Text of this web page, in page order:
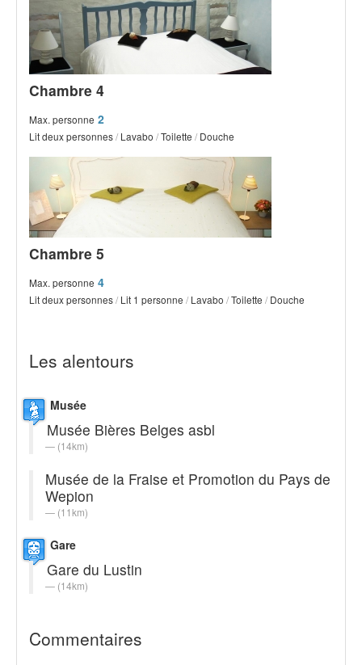
Chambre 4
Max. personne 2
Lit deux personnes/ Lavabo /Toilette / Douche
Chambre 5
Max. personne 4
Lit deux personnes/ Lit 1 personne / Lavabo /Toilette / Douche
Les alentours
Musée
Musée Bières Belges asbl
(14km)
Musée de la Fraise et Promotion du Pays de
Wepion
(11km)
Gare
Gare du Lustin
(14km)
Commentaires